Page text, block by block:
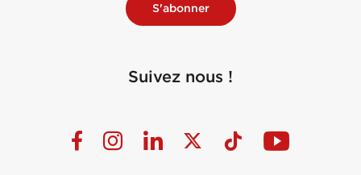
S'abonner
Suivez nous !